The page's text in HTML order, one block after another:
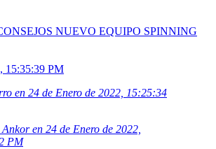
NUEVO EQUIPO SPINNING
15:35:39 PM
en 24 de Enero de 2022, 15:25:34
en 24 de Enero de 2022,
PM